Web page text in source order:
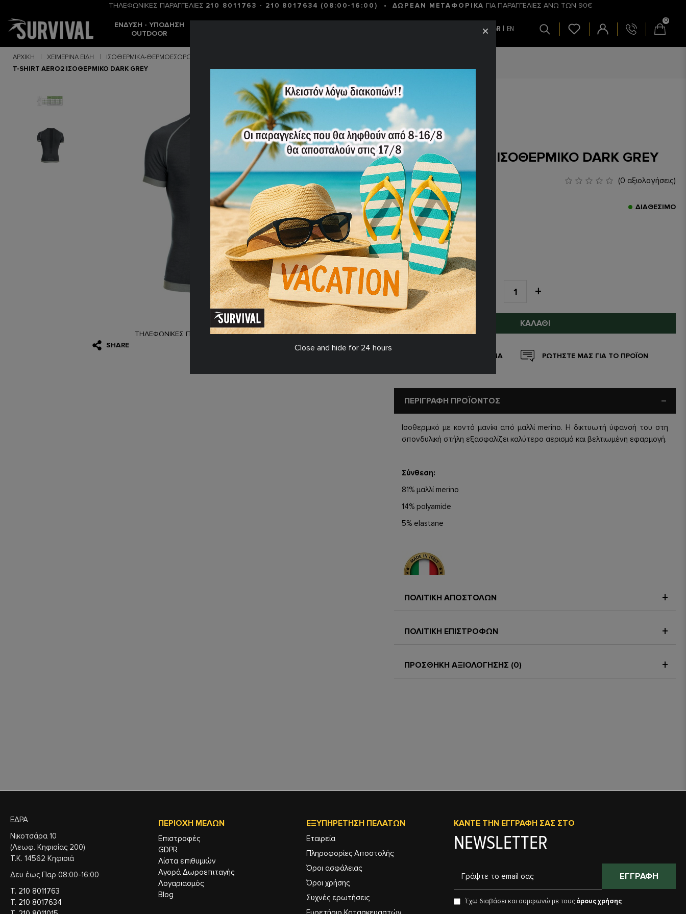
ΤΗΛΕΦΩΝΙΚΕΣ ΠΑΡΑΓΓΕΛΙΕΣ 210 8011763 - 210 8017634 (08:00-16:00) • ΔΩΡΕΑΝ ΜΕΤΑΦΟΡΙΚΑ ΓΙΑ ΠΑΡΑΓΓΕΛΙΕΣ ΑΝΩ ΤΩΝ 90€
ΈΝΔΥΣΗ - ΥΠΌΔΗΣΗ
OUTDOOR
GR EN
0
ΑΡΧΙΚΉ ΧΕΙΜΕΡΙΝΆ ΕΊΔΗ
ΙΣΟΘΕΡΜΙΚΆ-ΘΕΡΜΟΕΣΏΡΟΥΧΑ
T-SHIRT AERO2 ΙΣΟΘΕΡΜΙΚΟ DARK GREY
-25%
SHARE
ΤΗΛΕΦΩΝΙΚΕΣ ΠΑΡΑΓΓΕΛΙΕΣ210 8011763 - 210 8017634
T-SHIRT AERO2 ΙΣΟΘΕΡΜΙΚΟ DARK GREY
52,50€ 70,00€ (0 αξιολογήσεις)
Κωδικός Προϊόντος:80119 ΔΙΑΘΈΣΙΜΟ
ΜΈΓΕΘΟΣ
XLarge
ΕΠΙΛΈΞΤΕ ΠΟΣΌΤΗΤΑ
ΚΑΛΆΘΙ
ΣΤΑ ΑΓΑΠΗΜΕΝΑ ΡΩΤΗΣΤΕ ΜΑΣ ΓΙΑ ΤΟ ΠΡΟΪΟΝ
ΠΕΡΙΓΡΑΦΗ ΠΡΟΪΟΝΤΟΣ
Ισοθερμικό με κοντό μανίκι από μαλλί merino. Η δικτυωτή ύφανσή του στη
σπονδυλική στήλη εξασφαλίζει καλύτερο αερισμό και βελτιωμένη εφαρμογή.
Σύνθεση:
81% μαλλί merino
14% polyamide
5% elastane
ΠΟΛΙΤΙΚΗ ΑΠΟΣΤΟΛΩΝ
ΠΟΛΙΤΙΚΗ ΕΠΙΣΤΡΟΦΩΝ
ΠΡΟΣΘΗΚΗ ΑΞΙΟΛΟΓΗΣΗΣ (0)
ΕΔΡΑ
Νικοτσάρα 10
(Λεωφ. Κηφισίας 200)
Τ.Κ. 14562 Κηφισιά
Δευ έως Παρ 08:00-16:00
Τ. 210 8011763
Τ. 210 8017634
ΠΕΡΙΟΧΉ ΜΕΛΏΝ
Επιστροφές
GDPR
Λίστα επιθυμιών
Αγορά Δωροεπιταγής
Λογαριασμός
Blog
ΕΞΥΠΗΡΈΤΗΣΗ ΠΕΛΑΤΏΝ
Εταιρεία
Πληροφορίες Αποστολής
Όροι ασφάλειας
Όροι χρήσης
Συχνές ερωτήσεις
ΚΆΝΤΕ ΤΗΝ ΕΓΓΡΑΦΉ ΣΑΣ ΣΤΟ
NEWSLETTER
ΕΓΓΡΑΦΉ
Έχω διαβάσει και συμφωνώ με τους όρους χρήσης
Close and hide for 24 hours